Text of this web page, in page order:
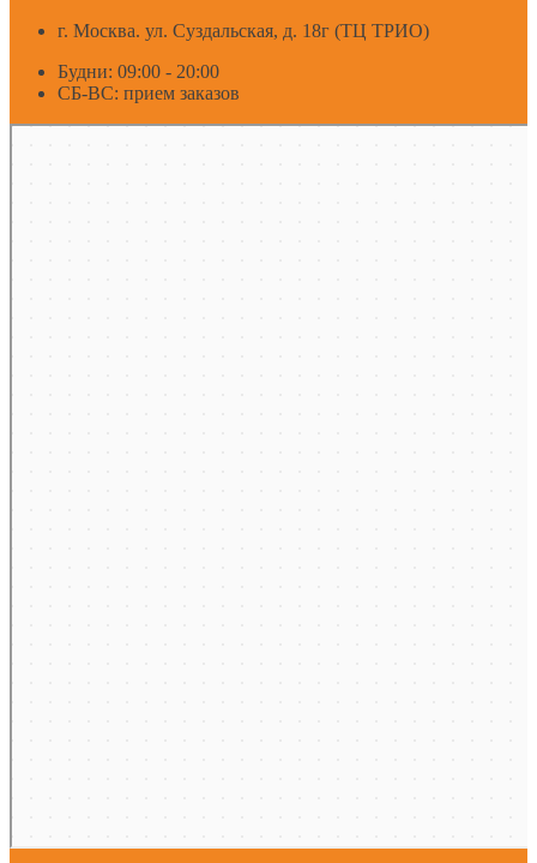
г. Москва. ул. Суздальская, д. 18г (ТЦ ТРИО)
Будни: 09:00 - 20:00
СБ-ВС: прием заказов